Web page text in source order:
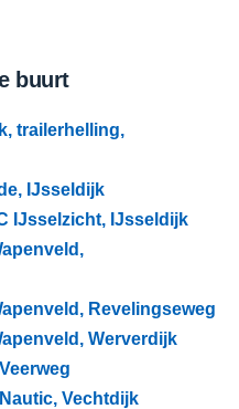
buurt
trailerhelling,
IJsseldijk
IJsselzicht, IJsseldijk
Revelingseweg
Werverdijk
Vechtdijk